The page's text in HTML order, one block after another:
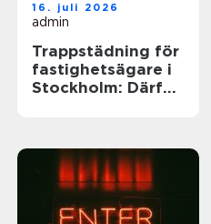
16. juli 2026
admin
Trappstädning för
fastighetsägare i
Stockholm: Därför